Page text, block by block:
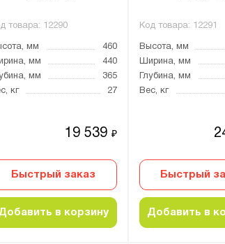
товара: 12290
мм
460
мм
440
мм
365
кг
27
19 539 ₽
Быстрый заказ
в корзину
Код товара: 12291
Высота, мм
Ширина, мм
Глубина, мм
Вес, кг
Быстрый
Добавить в